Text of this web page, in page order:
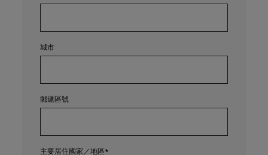
城市
郵遞區號
主要居住國家／地區